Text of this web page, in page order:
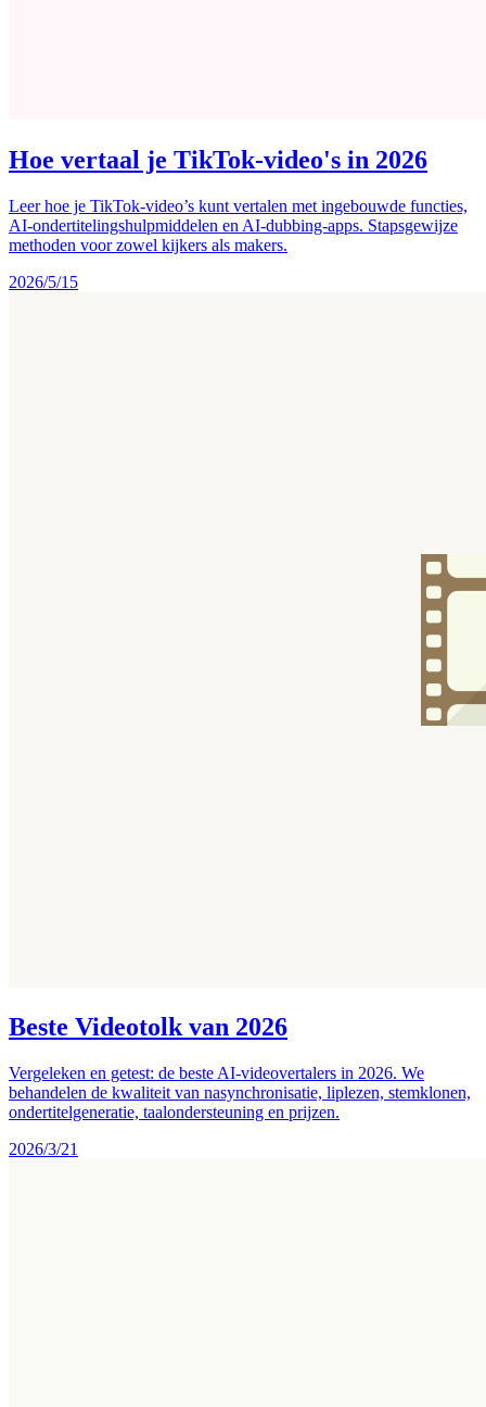
Hoe vertaal je TikTok-video's in 2026
Leer hoe je TikTok-video’s kunt vertalen met ingebouwde functies,
AI-ondertitelingshulpmiddelen en AI-dubbing-apps. Stapsgewijze
methoden voor zowel kijkers als makers.
2026/5/15
Beste Videotolk van 2026
Vergeleken en getest: de beste AI-videovertalers in 2026. We
behandelen de kwaliteit van nasynchronisatie, liplezen, stemklonen,
ondertitelgeneratie, taalondersteuning en prijzen.
2026/3/21